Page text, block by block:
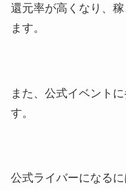
還元率が高くなり、
ます。
また、公式イベント
す。
公式ライバーになる